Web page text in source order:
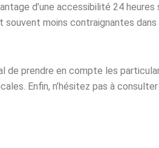
d’une accessibilité 24 heures
souvent moins contraignantes
de prendre en compte les
Enfin, n’hésitez pas à